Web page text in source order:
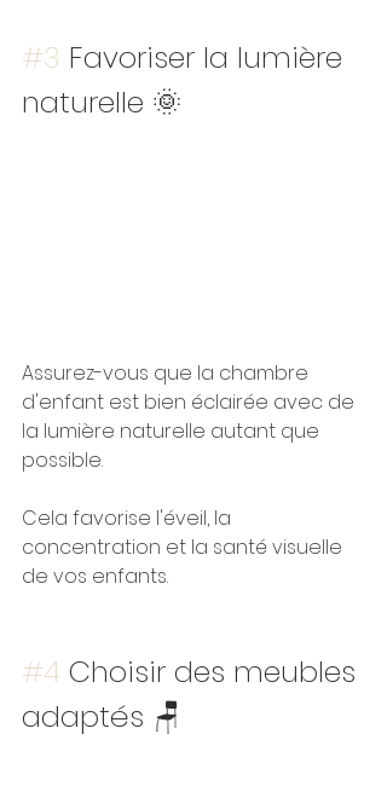
#3 Favoriser la lumière
naturelle 🌞
Assurez-vous que la chambre
d'enfant est bien éclairée avec de
la lumière naturelle autant que
possible.
Cela favorise l'éveil, la
concentration et la santé visuelle
de vos enfants.
#4 Choisir des meubles
adaptés 🪑